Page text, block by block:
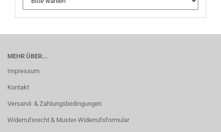
MEHR ÜBER...
Impressum
Kontakt
Versand- & Zahlungsbedingungen
Widerrufsrecht & Muster-Widerrufsformular